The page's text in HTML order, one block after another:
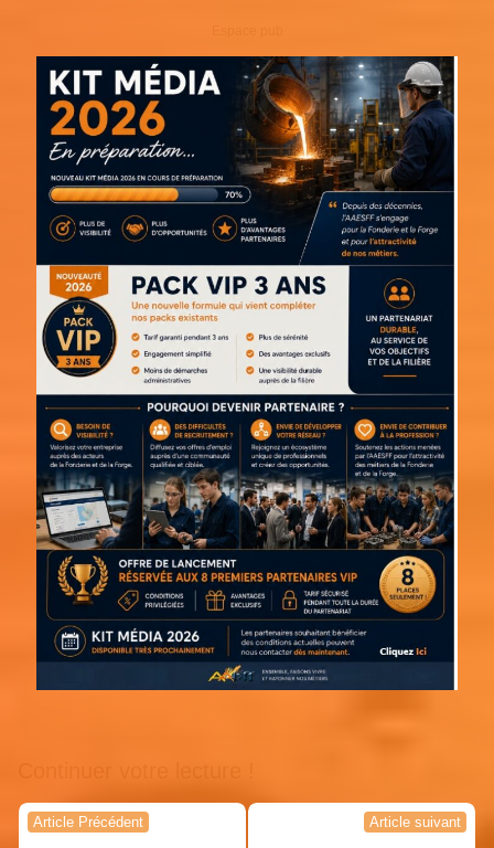
Navigation
Article Précédent Article suivant